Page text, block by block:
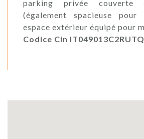
parking privée couverte
(également spacieuse
espace extérieur équipé pour
Codice Cin